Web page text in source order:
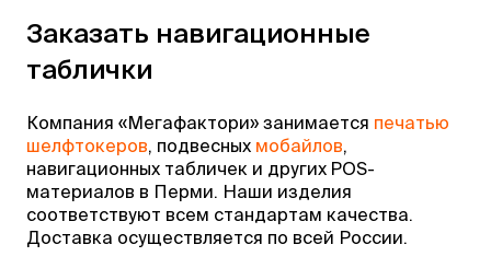
Заказать навигационные
таблички
Компания «Мегафактори» занимается печатью
шелфтокеров, подвесных мобайлов,
навигационных табличек и других POS-
материалов в Перми. Наши изделия
соответствуют всем стандартам качества.
Доставка осуществляется по всей России.